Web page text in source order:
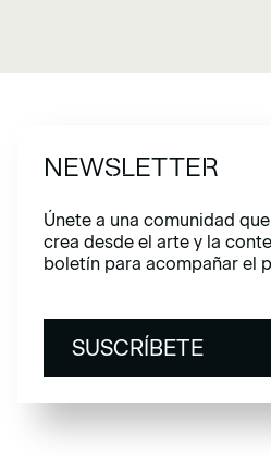
NEWSLETTER
Únete a una comunidad
crea desde el arte y la
boletín para acompañar el
SUSCRÍBETE
SUSCRÍBETE